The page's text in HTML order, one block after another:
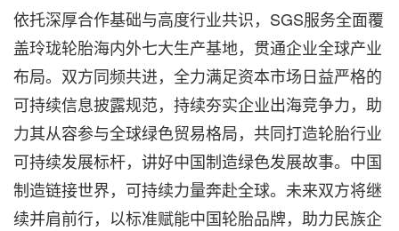
依托深厚合作基础与高度行业共识，SGS服务全面覆
盖玲珑轮胎海内外七大生产基地，贯通企业全球产业
布局。双方同频共进，全力满足资本市场日益严格的
可持续信息披露规范，持续夯实企业出海竞争力，助
力其从容参与全球绿色贸易格局，共同打造轮胎行业
可持续发展标杆，讲好中国制造绿色发展故事。中国
制造链接世界，可持续力量奔赴全球。未来双方将继
续并肩前行，以标准赋能中国轮胎品牌，助力民族企